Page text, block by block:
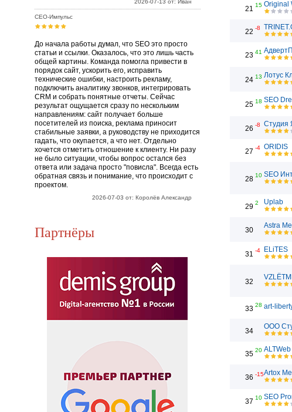
2026-07-13 от: Иван
СЕО-Импульс
До начала работы думал, что SEO это просто
статьи и ссылки. Оказалось, что это лишь часть
общей картины. Команда помогла привести в
порядок сайт, ускорить его, исправить
технические ошибки, настроить рекламу,
подключить аналитику звонков, интегрировать
CRM и собрать понятные отчеты. Сейчас
результат ощущается сразу по нескольким
направлениям: сайт получает больше
посетителей из поиска, реклама приносит
стабильные заявки, а руководству не приходится
гадать, что окупается, а что нет. Отдельно
хочется отметить отношение к клиенту. Ни разу
не было ситуации, чтобы вопрос остался без
ответа или задача просто "повисла". Всегда есть
обратная связь и понимание, что происходит с
проектом.
2026-07-03 от: Королёв Александр
Партнёры
21 15 Original
22 -8
23 41
24 13 Лотус
25 18 SEO
26 -8 Студия
27 -4 ORIDIS
28 10 SEO
29 2 Uplab
30
Astra
31 -4 ELiTES
32
33 28 art-
34
ООО
35 20
36 -15Artox
37 10 SEO